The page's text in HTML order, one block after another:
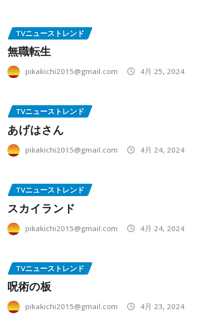
TVニューストレンド
無職転生
pikakichi2015@gmail.com 4月 25, 2024
TVニューストレンド
あげはさん
pikakichi2015@gmail.com 4月 24, 2024
TVニューストレンド
スカイランド
pikakichi2015@gmail.com 4月 24, 2024
TVニューストレンド
呪術の板
pikakichi2015@gmail.com 4月 23, 2024